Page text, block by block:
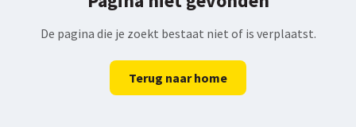
De pagina die je zoekt bestaat niet of is verplaatst.
Terug naar home